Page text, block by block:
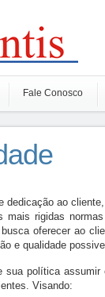
Fale Conosco
dedicação ao
rigidas
oferecer ao
e qualidade
política
Visando: